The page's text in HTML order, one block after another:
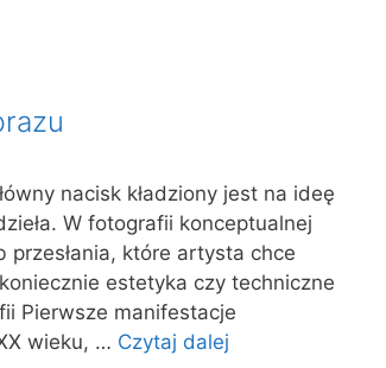
nacisk kładziony jest na ideę
W fotografii konceptualnej
które artysta chce
estetyka czy techniczne
Pierwsze manifestacje
wieku, … Czytaj dalej